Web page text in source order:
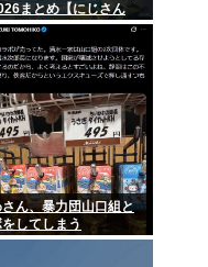
まとめ【にじさん
ん、暴力団山口組と
してしまう